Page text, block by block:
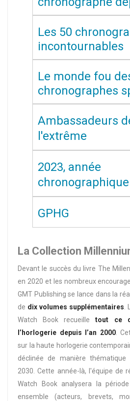
Les 50
incontournables
Le monde fou
chronographes
Ambassadeurs
l'extrême
2023, année
chronographique
GPHG
La Collection
Devant le succès du livre The
en 2020 et les nombreux
GMT Publishing se lance dans la
de dix volumes supplémentaires
Watch Book recueilletout ce
l’horlogerie depuis l’an 2000.
sur la haute horlogerie
déclinée de manière thématique
2030. Cette année-là, l'équipe de
Watch Book analysera la
ensemble (acteurs, brevets,